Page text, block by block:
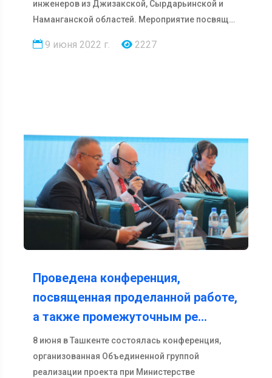
инженеров из Джизакской, Сырдарьинской и
Наманганской областей. Мероприятие посвящ…
9 июня 2022 г. 2227
Проведена конференция,
посвященная проделанной работе,
а также промежуточным ре…
8 июня в Ташкенте состоялась конференция,
организованная Объединенной группой
реализации проекта при Министерстве